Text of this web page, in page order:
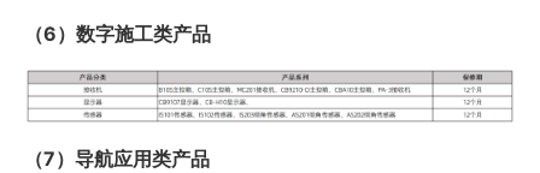
（6）数字施工类产品
（7）导航应用类产品